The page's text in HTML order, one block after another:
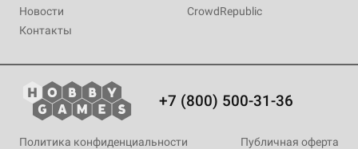
Новости
Контакты
CrowdRepublic
+7 (800) 500-31-36
Политика конфиденциальности
Публичная оферта